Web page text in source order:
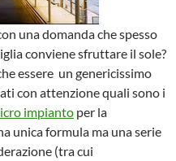
una domanda che spesso
conviene sfruttare il sole?
essere un genericissimo
con attenzione quali sono i
impianto per la
unica formula ma una serie
(tra cui